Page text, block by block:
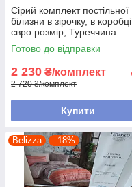
Сірий комплект постільної
білизни в зірочку, в коробці,
євро розмір, Туреччина
Готово до відправки
2 230 ₴/комплект
2 720 ₴/комплект
Купити
Belizza –18%